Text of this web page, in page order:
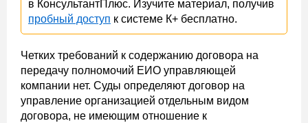
в КонсультантПлюс. Изучите материал, получив
пробный доступ к системе К+ бесплатно.
Четких требований к содержанию договора на
передачу полномочий ЕИО управляющей
компании нет. Суды определяют договор на
управление организацией отдельным видом
договора, не имеющим отношение к